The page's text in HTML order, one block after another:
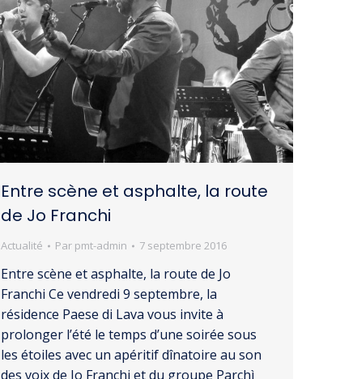
Entre scène et asphalte, la route
de Jo Franchi
Actualité Par pmt-admin 7 septembre 2016
Entre scène et asphalte, la route de Jo
Franchi Ce vendredi 9 septembre, la
résidence Paese di Lava vous invite à
prolonger l’été le temps d’une soirée sous
les étoiles avec un apéritif dînatoire au son
des voix de Jo Franchi et du groupe Parchì